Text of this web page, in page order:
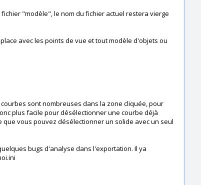
"modèle", le nom du fichier actuel restera vierge
avec les points de vue et tout modèle d'objets ou
sont nombreuses dans la zone cliquée, pour
plus facile pour désélectionner une courbe déjà
vous pouvez désélectionner un solide avec un seul
bugs d'analyse dans l'exportation. Il ya